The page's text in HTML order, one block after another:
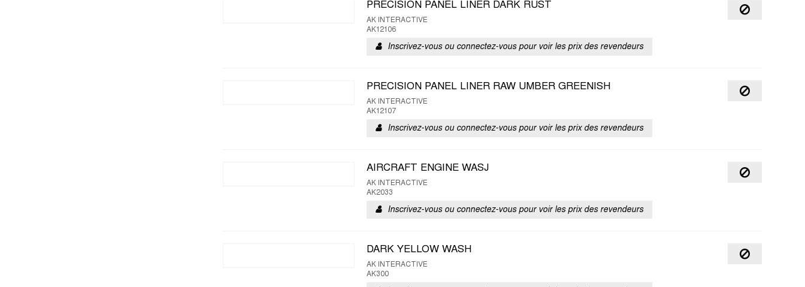
PRECISION PANEL LINER DARK RUST
AK INTERACTIVE
AK12106
Inscrivez-vous ou connectez-vous pour voir les prix des revendeurs
PRECISION PANEL LINER RAW UMBER GREENISH
AK INTERACTIVE
AK12107
Inscrivez-vous ou connectez-vous pour voir les prix des revendeurs
AIRCRAFT ENGINE WASJ
AK INTERACTIVE
AK2033
Inscrivez-vous ou connectez-vous pour voir les prix des revendeurs
DARK YELLOW WASH
AK INTERACTIVE
AK300